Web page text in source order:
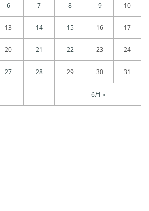
6月 »
6 7 8 9 10
13 14 15 16 17
20 21 22 23 24
27 28 29 30 31